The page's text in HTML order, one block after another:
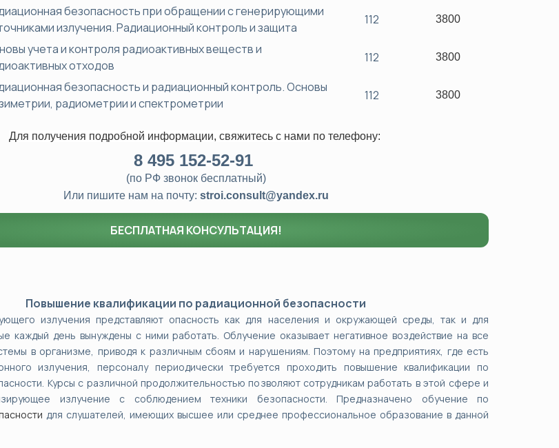
безопасность при обращении с генерирующими
излучения. Радиационный контроль и защита
112 3800
учета и контроля радиоактивных веществ и
отходов
112 3800
безопасность и радиационный контроль. Основы
радиометрии и спектрометрии
112 3800
Для получения подробной информации, свяжитесь с нами по телефону:
8 495 152-52-91
(по РФ звонок бесплатный)
Или пишите нам на почту: stroi.consult@yandex.ru
БЕСПЛАТНАЯ КОНСУЛЬТАЦИЯ!
Повышение квалификации по радиационной безопасности
излучения представляют опасность как для населения и окружающей среды, так и для
каждый день вынуждены с ними работать. Облучение оказывает негативное воздействие на все
в организме, приводя к различным сбоям и нарушениям. Поэтому на предприятиях, где есть
излучения, персоналу периодически требуется проходить повышение квалификации по
Курсы с различной продолжительностью позволяют сотрудникам работать в этой сфере и
излучение с соблюдением техники безопасности. Предназначено обучение по
для слушателей, имеющих высшее или среднее профессиональное образование в данной